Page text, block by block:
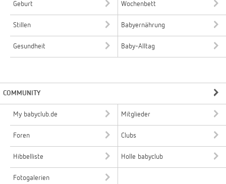
Geburt Wochenbett
Stillen Babyernährung
Gesundheit Baby-Alltag
COMMUNITY
My babyclub.de Mitglieder
Foren Clubs
Hibbelliste Holle babyclub
Fotogalerien